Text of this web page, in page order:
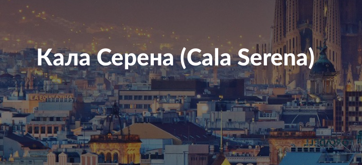
Кала Серена (Cala Serena)